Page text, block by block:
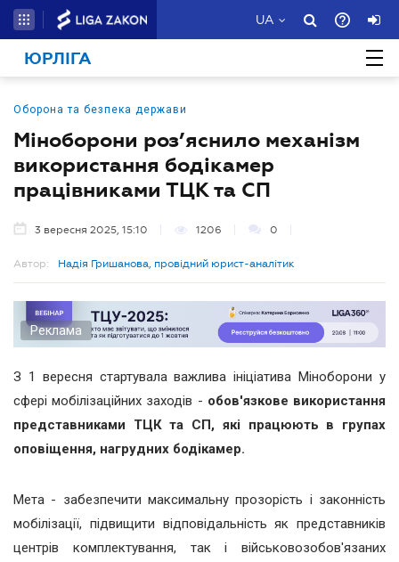
UA
ЮРЛІГА
Оборона та безпека держави
Міноборони роз’яснило механізм
використання бодікамер
працівниками ТЦК та СП
3 вересня 2025, 15:10 1206 0
Автор: Надія Гришанова, провідний юрист-аналітик
Реклама
З 1 вересня стартувала важлива ініціатива Міноборони у
сфері мобілізаційних заходів - обов'язкове використання
представниками ТЦК та СП, які працюють в групах
оповіщення, нагрудних бодікамер.
Мета - забезпечити максимальну прозорість і законність
мобілізації, підвищити відповідальність як представників
центрів комплектування, так і військовозобов'язаних